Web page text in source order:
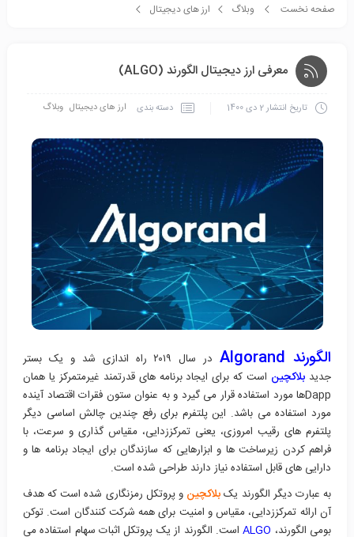
صفحه نخست وبلاگ ارز های دیجیتال
معرفی ارز دیجیتال الگورند (ALGO)
تاریخ انتشار2 دی 1400 دسته بندی ارز های دیجیتال وبلاگ
الگورند Algorand
در سال ۲۰۱۹ راه اندازی شد و یک بستر
جدید بلاکچین است که برای ایجاد برنامه های قدرتمند غیرمتمرکز یا همان
Dappها مورد استفاده قرار می گیرد و به عنوان ستون فقرات اقتصاد آینده
مورد استفاده می باشد. این پلتفرم برای رفع چندین چالش اساسی دیگر
پلتفرم های رقیب امروزی، یعنی تمرکززدایی، مقیاس گذاری و سرعت، با
فراهم کردن زیرساخت ها و ابزارهایی که سازندگان برای ایجاد برنامه ها و
دارایی های قابل استفاده نیاز دارند طراحی شده است.
به عبارت دیگر الگورند یکبلاکچین و پروتکل رمزنگاری شده است که هدف
آن ارائه تمرکززدایی، مقیاس و امنیت برای همه شرکت کنندگان است. توکن
بومی الگورند، ALGOاست. الگورند از یک پروتکل اثبات سهام استفاده می